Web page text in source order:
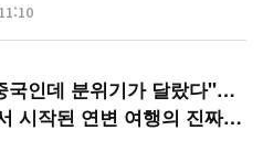
국인데 분위기가 달랐다"…
시작된 연변 여행의 진짜